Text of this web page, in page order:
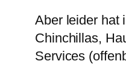
Aber leider hat
Chinchillas,
Services